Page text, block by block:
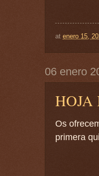
at enero 15,
06 enero
HOJA
Os
primera